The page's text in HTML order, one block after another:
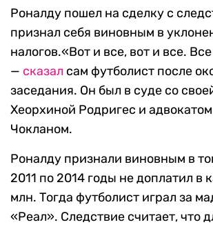
Роналду пошел на сделку с
признал себя виновным в
налогов.«Вот и все, вот и все.
— сказал сам футболист после
заседания. Он был в суде со
Хеорхиной Родригес и
Чокланом.
Роналду признали виновным в
2011 по 2014 годы не доплатил в
млн. Тогда футболист играл за
«Реал». Следствие считает, что